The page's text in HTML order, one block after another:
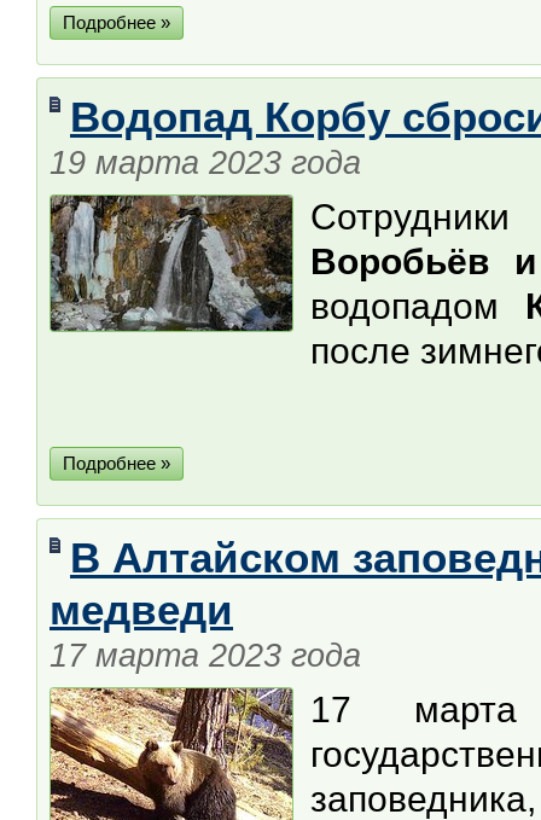
Подробнее »
Водопад Корбу
19 марта 2023 года
Воробьёв
водопадом
после
Подробнее »
В Алтайском
медведи
17 марта 2023 года
17